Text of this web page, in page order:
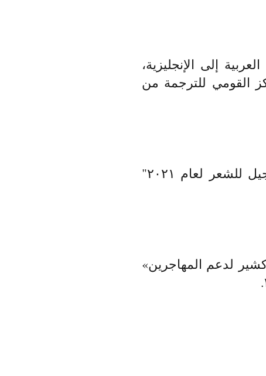
إلى الإنجليزية،
القومي للتر جمة من
ترجمة قصائد الفائزين والواصلين للقائمة القصيرة في "جائزة بارجيل للشعر لعام ٢٠٢١"
لدعم المهاجرين»